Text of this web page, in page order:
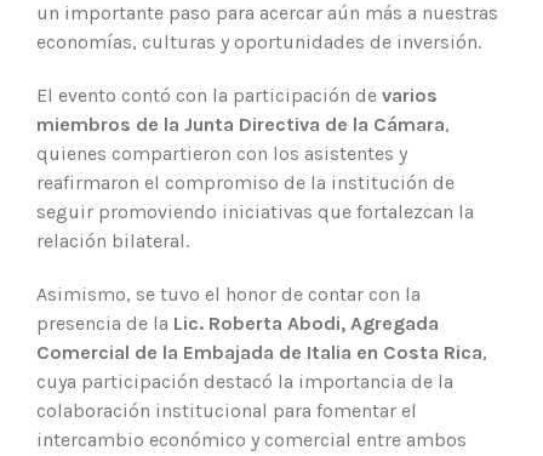
un importante paso para acercar aún más a nuestras
economías, culturas y oportunidades de inversión.
El evento contó con la participación de varios
miembros de la Junta Directiva de la Cámara,
quienes compartieron con los asistentes y
reafirmaron el compromiso de la institución de
seguir promoviendo iniciativas que fortalezcan la
relación bilateral.
Asimismo, se tuvo el honor de contar con la
presencia de la Lic. Roberta Abodi, Agregada
Comercial de la Embajada de Italia en Costa Rica,
cuya participación destacó la importancia de la
colaboración institucional para fomentar el
intercambio económico y comercial entre ambos